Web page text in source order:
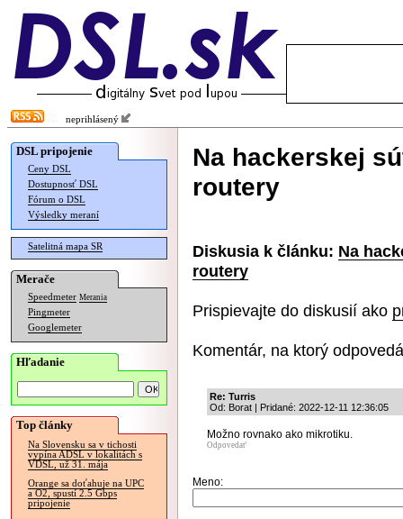
neprihlásený
DSL pripojenie
Ceny DSL
Dostupnosť DSL
Fórum o DSL
Výsledky meraní
Satelitná mapa SR
Merače
Speedmeter Merania
Pingmeter
Googlemeter
Hľadanie
Top články
Na Slovensku sa v tichosti
vypína ADSL v lokalitách s
VDSL, už 31. mája
Orange sa doťahuje na UPC
a O2, spustí 2.5 Gbps
pripojenie
Na hackerskej
routery
Diskusia k článku: Na
routery
Prispievajte do diskusií ako
Komentár, na ktorý
Re: Turris
Od: Borat | Pridané: 2022-12-11 12:36:05
Možno rovnako ako mikrotiku.
Odpovedať
Meno: